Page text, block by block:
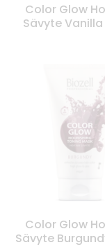
Color Glow
Sävyte Vanilla
Color Glow
Sävyte